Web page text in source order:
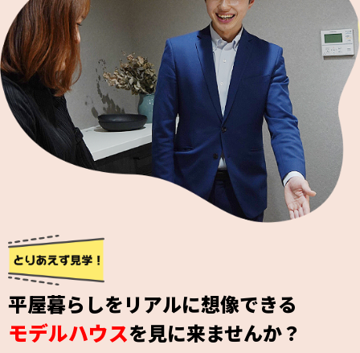
平屋暮らしをリアルに想像できる
モデルハウスを見に来ませんか？